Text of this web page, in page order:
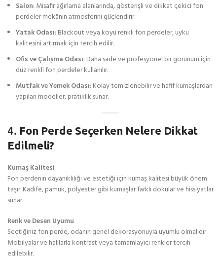
Salon: Misafir ağırlama alanlarında, gösterişli ve dikkat çekici fon
perdeler mekânın atmosferini güçlendirir.
Yatak Odası: Blackout veya koyu renkli fon perdeler, uyku
kalitesini artırmak için tercih edilir.
Ofis ve Çalışma Odası: Daha sade ve profesyonel bir görünüm için
düz renkli fon perdeler kullanılır.
Mutfak ve Yemek Odası: Kolay temizlenebilir ve hafif kumaşlardan
yapılan modeller, pratiklik sunar.
4. Fon Perde Seçerken Nelere Dikkat
Edilmeli?
Kumaş Kalitesi
Fon perdenin dayanıklılığı ve estetiği için kumaş kalitesi büyük önem
taşır. Kadife, pamuk, polyester gibi kumaşlar farklı dokular ve hissiyatlar
sunar.
Renk ve Desen Uyumu
Seçtiğiniz fon perde, odanın genel dekorasyonuyla uyumlu olmalıdır.
Mobilyalar ve halılarla kontrast veya tamamlayıcı renkler tercih
edilebilir.